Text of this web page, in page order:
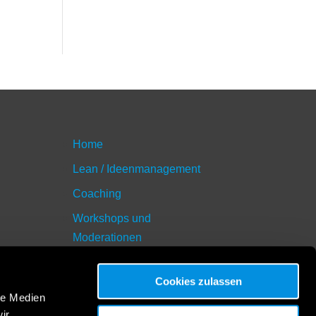
Medien
Cookies zulassen
Home
Lean / Ideenmanagement
Coaching
Workshops und
Moderationen
Unser neuestes Buch:
segelsetzen.online